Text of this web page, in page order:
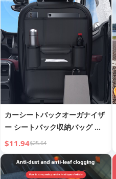
Effervescent Tablet
カーシートバックオーガナイザ
ー シートバック収納バッグ 子
供用 カーリアシート折りたたみ
テーブル カー小型テーブルボー
ド リアシート
$11.94$25.64